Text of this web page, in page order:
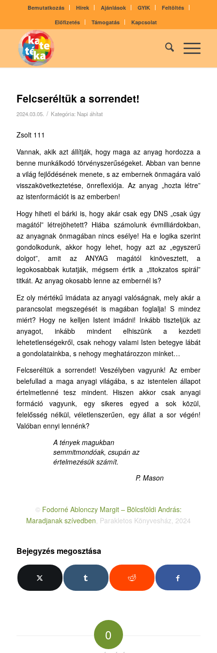
Bemutatkozás Hírek Ajánlások GYIK
Feltöltés
Előfizetés
Támogatás Kapcsolat
Felcseréltük a sorrendet!
2024.03.05. / Kategória: Napi áhítat
Zsolt 111
Vannak, akik azt állítják, hogy maga az anyag hordozza a
benne munkálkodó törvényszerűségeket. Abban van benne
a világ fejlődésének menete, s az embernek önmagára való
visszakövetkeztetése, önreflexiója. Az anyag „hozta létre”
az istenformációt is az emberben!
Hogy hiheti el bárki is, hogy akár csak egy DNS „csak úgy
magától” létrejöhetett? Hiába számolunk évmilliárdokban,
az anyagnak önmagában nincs esélye! Ha e logika szerint
gondolkodunk, akkor hogy lehet, hogy azt az „egyszerű
dolgot”, amit az ANYAG magától kinövesztett, a
legokosabbak kutatják, mégsem értik a „titokzatos spirál”
titkát. Az anyag okosabb lenne az embernél is?
Ez oly mértékű imádata az anyagi valóságnak, mely akár a
parancsolat megszegését is magában foglalja! S mindez
miért? Hogy ne kelljen Istent imádni! Inkább tiszteljük az
anyagot, inkább mindent elhiszünk a kezdeti
lehetetlenségekről, csak nehogy valami Isten betegye lábát
a gondolatainkba, s nehogy meghatározzon minket…
Felcseréltük a sorrendet! Veszélyben vagyunk! Az ember
belefullad a maga anyagi világába, s az istentelen állapot
értelmetlenné tesz mindent. Hiszen akkor csak anyagi
formáció vagyunk, egy sikeres egyed a sok közül,
felelősség nélkül, véletlenszerűen, egy állat a sor végén!
Valóban ennyi lennénk?
A tények magukban
semmitmondóak, csupán az
értelmezésük számít.
P. Mason
© Fodorné Ablonczy Margit – Bölcsföldi András:
Maradjanak szívedben, Parakletos Könyvesház, 2024
Bejegyzés megosztása
0